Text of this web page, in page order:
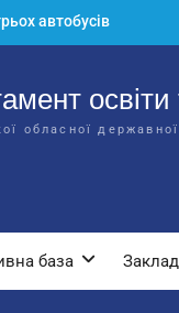
автобусів
науки обласної
для
освіти
обласної державної
база